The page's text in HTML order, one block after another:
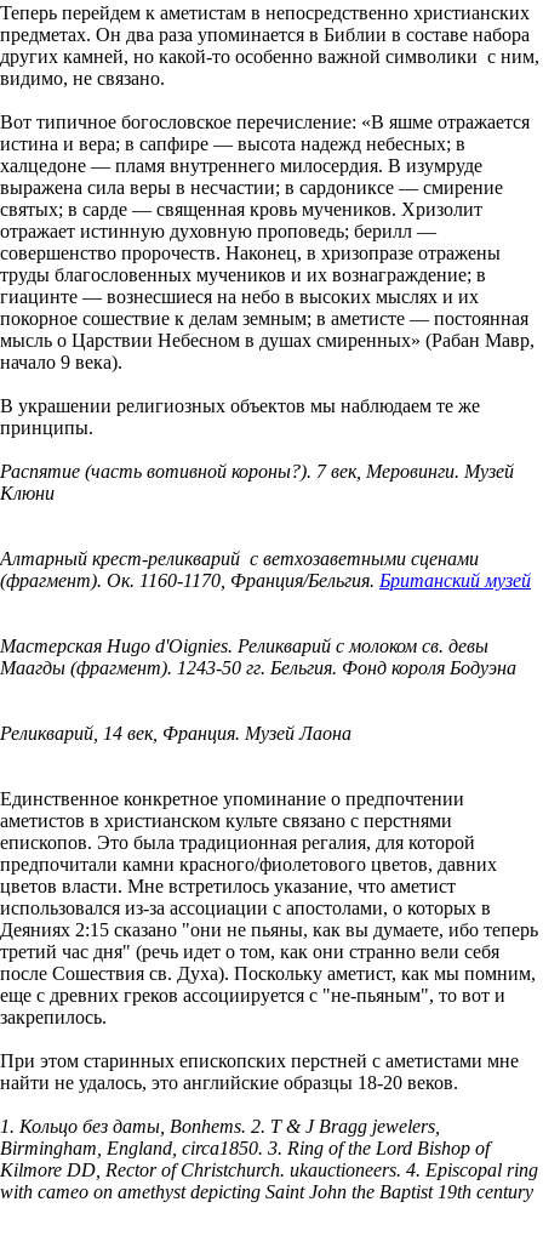
Теперь перейдем к аметистам в непосредственно христианских
предметах. Он два раза упоминается в Библии в составе набора
других камней, но какой-то особенно важной символики с ним,
видимо, не связано.
Вот типичное богословское перечисление: «В яшме отражается
истина и вера; в сапфире — высота надежд небесных; в
халцедоне — пламя внутреннего милосердия. В изумруде
выражена сила веры в несчастии; в сардониксе — смирение
святых; в сарде — священная кровь мучеников. Хризолит
отражает истинную духовную проповедь; берилл —
совершенство пророчеств. Наконец, в хризопразе отражены
труды благословенных мучеников и их вознаграждение; в
гиацинте — вознесшиеся на небо в высоких мыслях и их
покорное сошествие к делам земным; в аметисте — постоянная
мысль о Царствии Небесном в душах смиренных» (Рабан Мавр,
начало 9 века).
В украшении религиозных объектов мы наблюдаем те же
принципы.
Распятие (часть вотивной короны?). 7 век, Меровинги. Музей
Клюни
Алтарный крест-реликварий с ветхозаветными сценами
(фрагмент). Ок. 1160-1170, Франция/Бельгия. Британский музей
Мастерская Hugo d'Oignies. Реликварий с молоком св. девы
Маагды (фрагмент). 1243-50 гг. Бельгия. Фонд короля Бодуэна
Реликварий, 14 век, Франция. Музей Лаона
Единственное конкретное упоминание о предпочтении
аметистов в христианском культе связано с перстнями
епископов. Это была традиционная регалия, для которой
предпочитали камни красного/фиолетового цветов, давних
цветов власти. Мне встретилось указание, что аметист
использовался из-за ассоциации с апостолами, о которых в
Деяниях 2:15 сказано "они не пьяны, как вы думаете, ибо теперь
третий час дня" (речь идет о том, как они странно вели себя
после Сошествия св. Духа). Поскольку аметист, как мы помним,
еще с древних греков ассоциируется с "не-пьяным", то вот и
закрепилось.
При этом старинных епископских перстней с аметистами мне
найти не удалось, это английские образцы 18-20 веков.
1. Кольцо без даты, Bonhems. 2. T & J Bragg jewelers,
Birmingham, England, circa1850. 3. Ring of the Lord Bishop of
Kilmore DD, Rector of Christchurch. ukauctioneers. 4. Episcopal ring
with cameo on amethyst depicting Saint John the Baptist 19th century